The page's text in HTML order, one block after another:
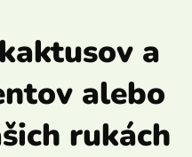
a
alebo
rukách